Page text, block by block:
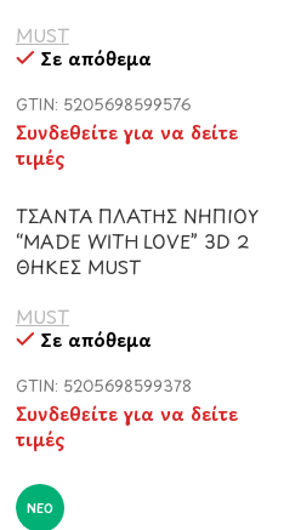
MUST
Σε απόθεμα
GTIN: 5205698599576
Συνδεθείτε για να δείτε
τιμές
ΤΣΑΝΤΑ ΠΛΑΤΗΣ ΝΗΠΙΟΥ
“MADE WITH LOVE” 3D 2
ΘΗΚΕΣ MUST
MUST
Σε απόθεμα
GTIN: 5205698599378
Συνδεθείτε για να δείτε
τιμές
ΝΈΟ